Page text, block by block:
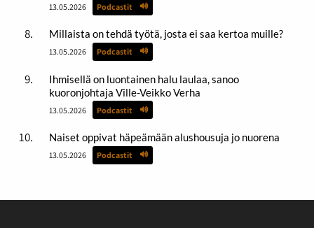
13.05.2026 Podcastit
Millaista on tehdä työtä, josta ei saa kertoa muille?
13.05.2026 Podcastit
Ihmisellä on luontainen halu laulaa, sanoo
kuoronjohtaja Ville-Veikko Verha
13.05.2026 Podcastit
Naiset oppivat häpeämään alushousuja jo nuorena
13.05.2026 Podcastit